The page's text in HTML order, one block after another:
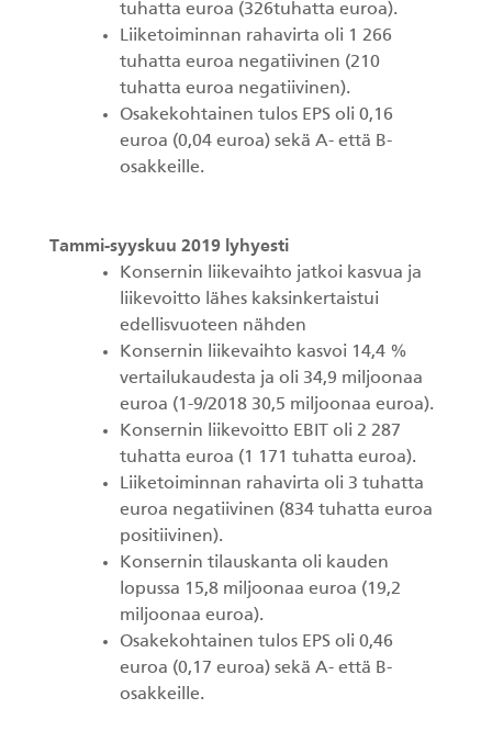
Sykeprosessori
tuhatta euroa (326tuhatta euroa).
Liiketoiminnan rahavirta oli 1 266
tuhatta euroa negatiivinen (210
tuhatta euroa negatiivinen).
Osakekohtainen tulos EPS oli 0,16
euroa (0,04 euroa) sekä A- että B-
osakkeille.
Tammi-syyskuu 2019 lyhyesti
Konsernin liikevaihto jatkoi kasvua ja
liikevoitto lähes kaksinkertaistui
edellisvuoteen nähden
Konsernin liikevaihto kasvoi 14,4 %
vertailukaudesta ja oli 34,9 miljoonaa
euroa (1-9/2018 30,5 miljoonaa euroa).
Konsernin liikevoitto EBIT oli 2 287
tuhatta euroa (1 171 tuhatta euroa).
Liiketoiminnan rahavirta oli 3 tuhatta
euroa negatiivinen (834 tuhatta euroa
positiivinen).
Konsernin tilauskanta oli kauden
lopussa 15,8 miljoonaa euroa (19,2
miljoonaa euroa).
Osakekohtainen tulos EPS oli 0,46
euroa (0,17 euroa) sekä A- että B-
osakkeille.